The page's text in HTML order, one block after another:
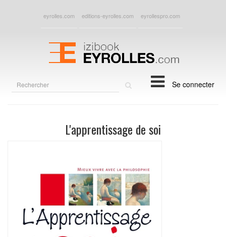
eyrolles.com editions-eyrolles.com eyrollespro.com
Se connecter
L'apprentissage de soi